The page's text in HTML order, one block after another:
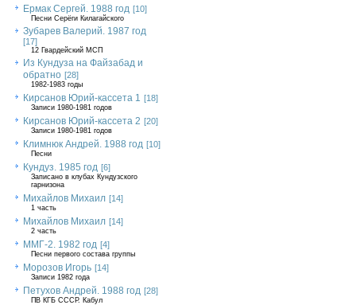
Ермак Сергей. 1988 год [10]
Песни Серёги Килагайского
Зубарев Валерий. 1987 год
[17]
12 Гвардейский МСП
Из Кундуза на Файзабад и
обратно [28]
1982-1983 годы
Кирсанов Юрий-кассета 1 [18]
Записи 1980-1981 годов
Кирсанов Юрий-кассета 2 [20]
Записи 1980-1981 годов
Климнюк Андрей. 1988 год [10]
Песни
Кундуз. 1985 год [6]
Записано в клубах Кундузского
гарнизона
Михайлов Михаил [14]
1 часть
Михайлов Михаил [14]
2 часть
ММГ-2. 1982 год [4]
Песни первого состава группы
Морозов Игорь [14]
Записи 1982 года
Петухов Андрей. 1988 год [28]
ПВ КГБ СССР. Кабул